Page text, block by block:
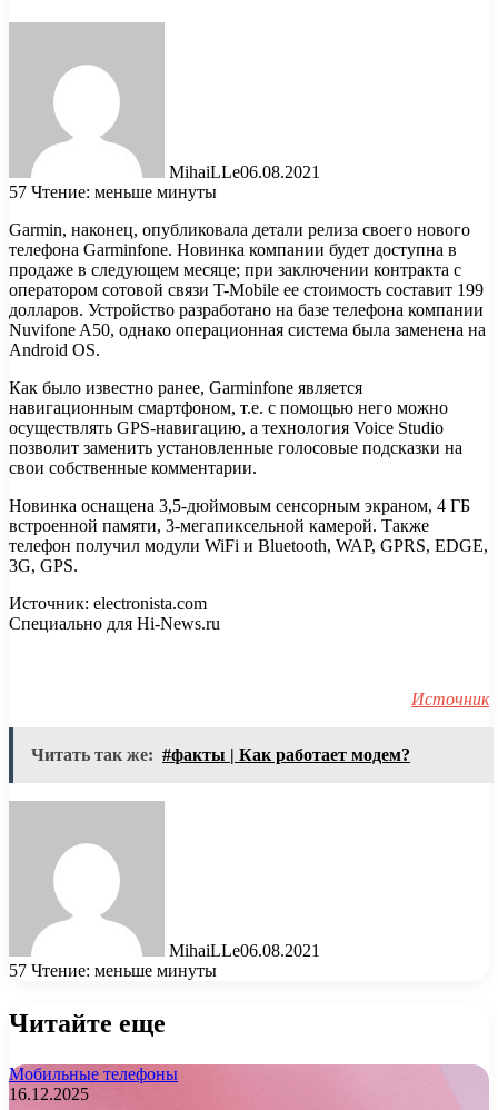
MihaiLLe06.08.2021
57 Чтение: меньше минуты
Garmin, наконец, опубликовала детали релиза своего нового
телефона Garminfone. Новинка компании будет доступна в
продаже в следующем месяце; при заключении контракта с
оператором сотовой связи T-Mobile ее стоимость составит 199
долларов. Устройство разработано на базе телефона компании
Nuvifone A50, однако операционная система была заменена на
Android OS.
Как было известно ранее, Garminfone является
навигационным смартфоном, т.е. с помощью него можно
осуществлять GPS-навигацию, а технология Voice Studio
позволит заменить установленные голосовые подсказки на
свои собственные комментарии.
Новинка оснащена 3,5-дюймовым сенсорным экраном, 4 ГБ
встроенной памяти, 3-мегапиксельной камерой. Также
телефон получил модули WiFi и Bluetooth, WAP, GPRS, EDGE,
3G, GPS.
Источник: electronista.com
Специально для Hi-News.ru
Источник
Читать так же: #факты | Как работает модем?
MihaiLLe06.08.2021
57 Чтение: меньше минуты
Читайте еще
Мобильные телефоны
16.12.2025